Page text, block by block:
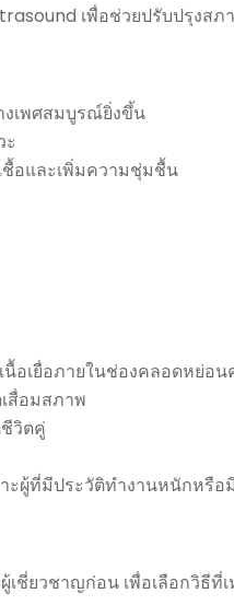
เพื่อช่วยปรับปรุงสภ
เพศสมบูรณ์ยิ่งขึ้น
อและเพิ่มความชุ่มชื้น
อเยื่อภายในช่องคลอดหย่อน
สื่อมสภาพ
วิตคู่
ผู้ที่มีประวัติทำงานหนักหรือ
ชี่ยวชาญก่อน เพื่อเลือกวิธีที่